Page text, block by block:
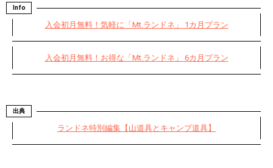
Info
入会初月無料！気軽に「Mt.ランドネ」 1カ月プラン
入会初月無料！お得な「Mt.ランドネ」 6カ月プラン
出典
ランドネ特別編集【山道具とキャンプ道具】